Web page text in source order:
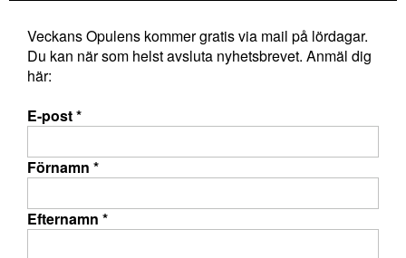
Veckans Opulens kommer gratis via mail på lördagar.
Du kan när som helst avsluta nyhetsbrevet. Anmäl dig
här:
E-post*
Förnamn *
Efternamn *